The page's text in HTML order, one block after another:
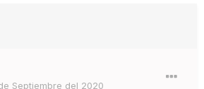
Septiembre del 2020